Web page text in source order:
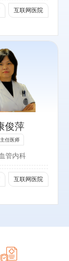
互联网医院
俊萍
主任医师
管内科
互联网医院